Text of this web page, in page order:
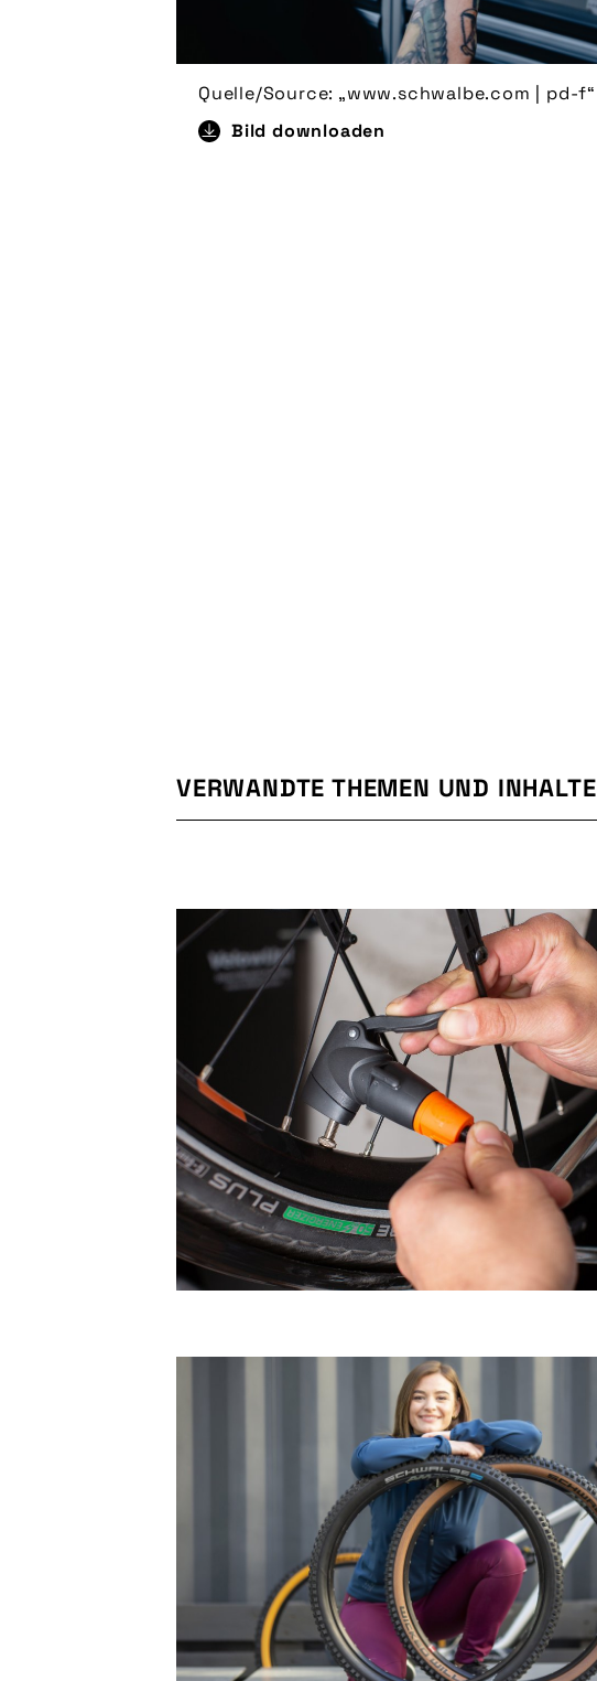
Quelle/Source: „www.schwalbe.com | pd-f“
Bild downloaden
VERWANDTE THEMEN UND INHALTE